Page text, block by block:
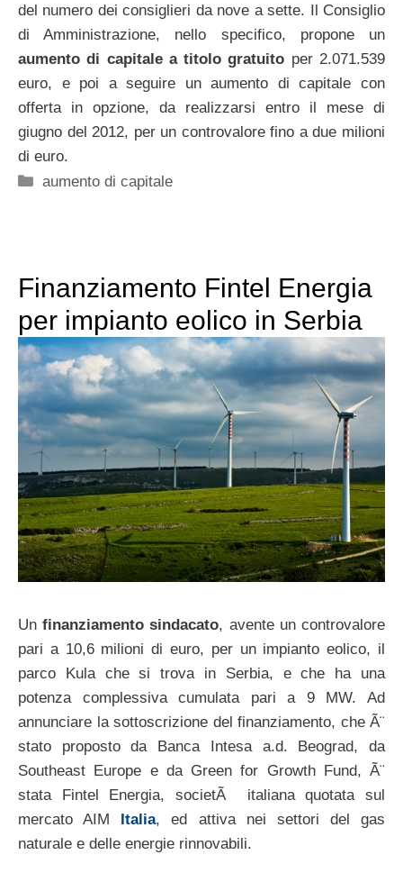
del numero dei consiglieri da nove a sette. Il Consiglio
di Amministrazione, nello specifico, propone un
aumento di capitale a titolo gratuito per 2.071.539
euro, e poi a seguire un aumento di capitale con
offerta in opzione, da realizzarsi entro il mese di
giugno del 2012, per un controvalore fino a due milioni
di euro.
Categorie
aumento di capitale
Finanziamento Fintel Energia
per impianto eolico in Serbia
Unfinanziamento sindacato, avente un controvalore
pari a 10,6 milioni di euro, per un impianto eolico, il
parco Kula che si trova in Serbia, e che ha una
potenza complessiva cumulata pari a 9 MW. Ad
annunciare la sottoscrizione del finanziamento, che Ã¨
stato proposto da Banca Intesa a.d. Beograd, da
Southeast Europe e da Green for Growth Fund, Ã¨
stata Fintel Energia, societÃ italiana quotata sul
mercato AIM Italia, ed attiva nei settori del gas
naturale e delle energie rinnovabili.